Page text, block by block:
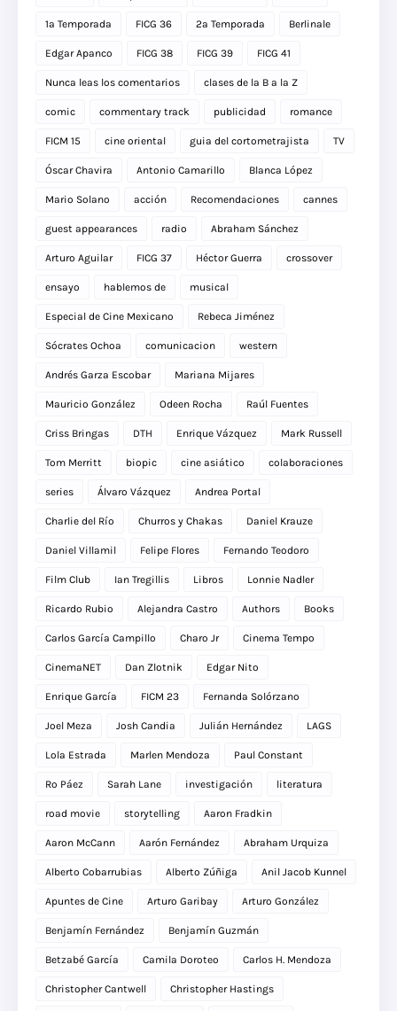
1a Temporada FICG 36 2a Temporada Berlinale
Edgar Apanco FICG 38 FICG 39 FICG 41
Nunca leas los comentarios clases de la B a la Z
comic commentary track publicidad romance
FICM 15 cine oriental guia del cortometrajista TV
Óscar Chavira Antonio Camarillo Blanca López
Mario Solano acción Recomendaciones cannes
guest appearances radio Abraham Sánchez
Arturo Aguilar FICG 37 Héctor Guerra crossover
ensayo hablemos de musical
Especial de Cine Mexicano Rebeca Jiménez
Sócrates Ochoa comunicacion western
Andrés Garza Escobar Mariana Mijares
Mauricio González Odeen Rocha Raúl Fuentes
Criss Bringas DTH Enrique Vázquez Mark Russell
Tom Merritt biopic cine asiático colaboraciones
series Álvaro Vázquez Andrea Portal
Charlie del Río Churros y Chakas Daniel Krauze
Daniel Villamil Felipe Flores Fernando Teodoro
Film Club Ian Tregillis Libros Lonnie Nadler
Ricardo Rubio Alejandra Castro Authors Books
Carlos García Campillo Charo Jr Cinema Tempo
CinemaNET Dan Zlotnik Edgar Nito
Enrique García FICM 23 Fernanda Solórzano
Joel Meza Josh Candia Julián Hernández LAGS
Lola Estrada Marlen Mendoza Paul Constant
Ro Páez Sarah Lane investigación literatura
road movie storytelling Aaron Fradkin
Aaron McCann Aarón Fernández Abraham Urquiza
Alberto Cobarrubias Alberto Zúñiga Anil Jacob Kunnel
Apuntes de Cine Arturo Garibay Arturo González
Benjamín Fernández Benjamín Guzmán
Betzabé García Camila Doroteo Carlos H. Mendoza
Christopher Cantwell Christopher Hastings